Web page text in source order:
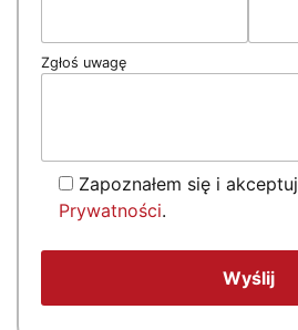
Zgłoś uwagę
Zapoznałem się i
Prywatności.